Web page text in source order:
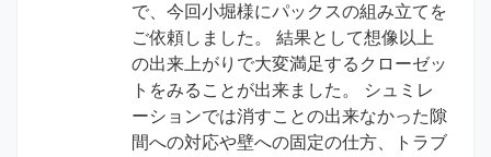
で、今回小堀様にパックスの組み立てを
ご依頼しました。 結果として想像以上
の出来上がりで大変満足するクローゼッ
トをみることが出来ました。 シュミレ
ーションでは消すことの出来なかった隙
間への対応や壁への固定の仕方、トラブ